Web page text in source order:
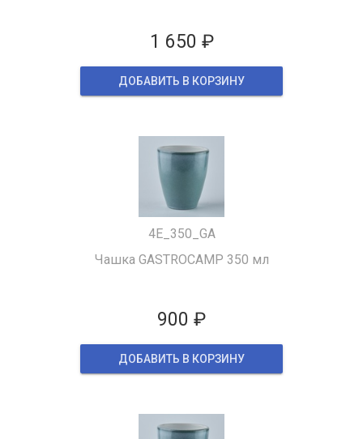
1 650 ₽
ДОБАВИТЬ В КОРЗИНУ
4Е_350_GA
Чашка GASTROCAMP 350 мл
900 ₽
ДОБАВИТЬ В КОРЗИНУ